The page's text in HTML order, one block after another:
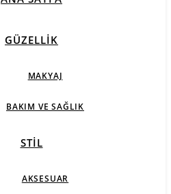
GÜZELLIK
MAKYAJ
BAKIM VE SAĞLIK
STIL
AKSESUAR